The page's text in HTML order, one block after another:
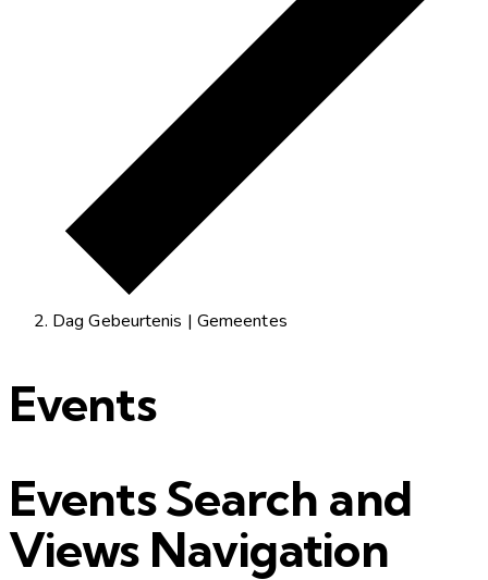
Dag Gebeurtenis | Gemeentes
Events
Events Search and
Views Navigation